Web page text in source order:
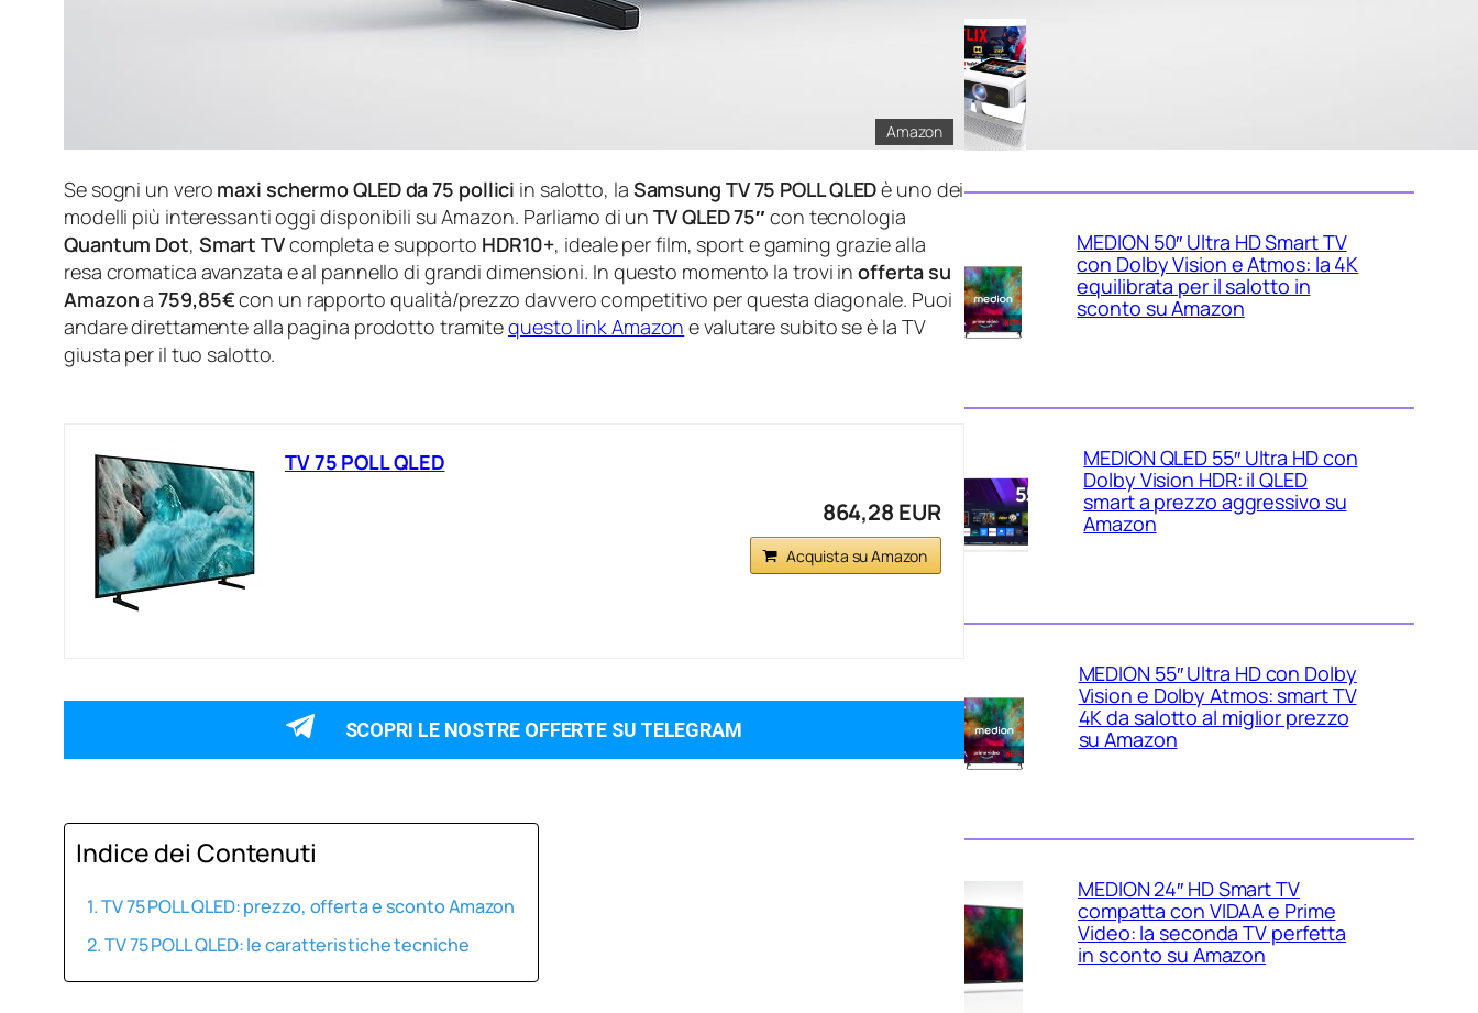
Amazon
Se sogni un vero maxi schermo QLED da 75 pollici in salotto, la Samsung TV 75 POLL QLEDè uno dei
modelli più interessanti oggi disponibili su Amazon. Parliamo di unTV QLED 75″con tecnologia
Quantum Dot, Smart TVcompleta e supporto HDR10+, ideale per film, sport e gaming grazie alla
resa cromatica avanzata e al pannello di grandi dimensioni. In questo momento la trovi inofferta su
Amazona759,85€con un rapporto qualità/prezzo davvero competitivo per questa diagonale. Puoi
andare direttamente alla pagina prodotto tramitequesto link Amazon e valutare subito se è la TV
giusta per il tuo salotto.
TV 75 POLL QLED
864,28 EUR
Acquista su Amazon
SCOPRI LE NOSTRE OFFERTE SU TELEGRAM
Indice dei Contenuti
TV 75 POLL QLED: prezzo, offerta e sconto Amazon
TV 75 POLL QLED: le caratteristiche tecniche
MEDION 50″ Ultra HD Smart TV
con Dolby Vision e Atmos: la 4K
equilibrata per il salotto in
sconto su Amazon
MEDION QLED 55″ Ultra HD con
Dolby Vision HDR: il QLED
smart a prezzo aggressivo su
Amazon
MEDION 55″ Ultra HD con Dolby
Vision e Dolby Atmos: smart TV
4K da salotto al miglior prezzo
su Amazon
MEDION 24″ HD Smart TV
compatta con VIDAA e Prime
Video: la seconda TV perfetta
in sconto su Amazon